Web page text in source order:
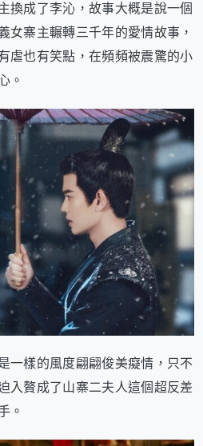
換成了李沁，故事大概是說一個
女寨主輾轉三千年的愛情故事，
虐也有笑點，在頻頻被震驚的小
。
一樣的風度翩翩俊美癡情，只不
入贅成了山寨二夫人這個超反差
。